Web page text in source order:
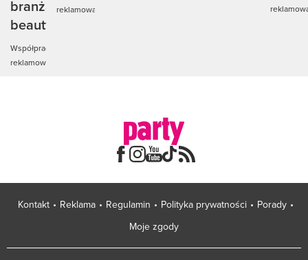
branża
beauty
Współpraca
reklamowa
reklamowa
Kontakt Reklama Regulamin Polityka prywatności
Porady
Moje zgody